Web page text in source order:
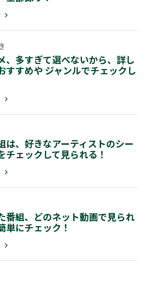
、多すぎて選べないから、詳し
すすめや ジャンルでチェックし
は、好きなアーティストのシー
チェックして見られる！
番組、どのネット動画で見られ
単にチェック！
「みるコレ」
く見る